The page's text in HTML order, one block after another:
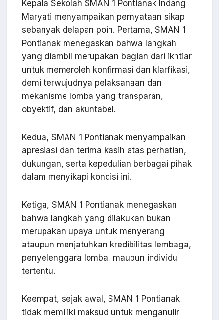
Kepala Sekolah SMAN 1 Pontianak Indang
Maryati menyampaikan pernyataan sikap
sebanyak delapan poin. Pertama, SMAN 1
Pontianak menegaskan bahwa langkah
yang diambil merupakan bagian dari ikhtiar
untuk memeroleh konfirmasi dan klarfikasi,
demi terwujudnya pelaksanaan dan
mekanisme lomba yang transparan,
obyektif, dan akuntabel.
Kedua, SMAN 1 Pontianak menyampaikan
apresiasi dan terima kasih atas perhatian,
dukungan, serta kepedulian berbagai pihak
dalam menyikapi kondisi ini.
Ketiga, SMAN 1 Pontianak menegaskan
bahwa langkah yang dilakukan bukan
merupakan upaya untuk menyerang
ataupun menjatuhkan kredibilitas lembaga,
penyelenggara lomba, maupun individu
tertentu.
Keempat, sejak awal, SMAN 1 Pontianak
tidak memiliki maksud untuk menganulir